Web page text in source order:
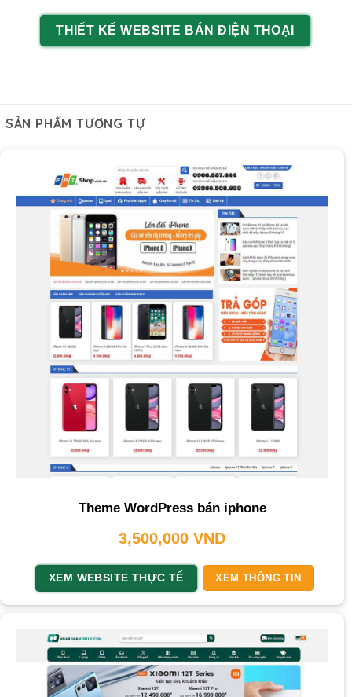
THIẾT KẾ WEBSITE BÁN ĐIỆN THOẠI
SẢN PHẨM TƯƠNG TỰ
Theme WordPress bán iphone
3,500,000 VND
XEM WEBSITE THỰC TẾ XEM THÔNG TIN